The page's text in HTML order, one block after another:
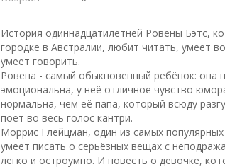
История одиннадцатилетней Ровены Бэтс,
городке в Австралии, любит читать, умеет
умеет говорить.
Ровена - самый обыкновенный ребёнок: она
эмоциональна, у неё отличное чувство
нормальна, чем её папа, который всюду
поёт во весь голос кантри.
Моррис Глейцман, один из самых популярных
умеет писать о серьёзных вещах с
легко и остроумно. И повесть о девочке,